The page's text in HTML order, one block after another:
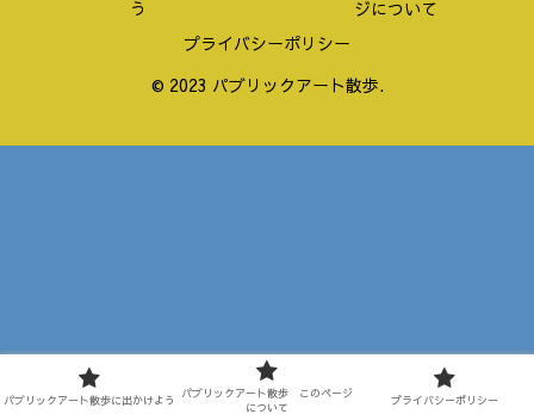
う
ジについて
プライバシーポリシー
© 2023 パブリックアート散歩.
パブリックアート散歩に出かけよう
パブリックアート散歩 このページ
について
プライバシーポリシー